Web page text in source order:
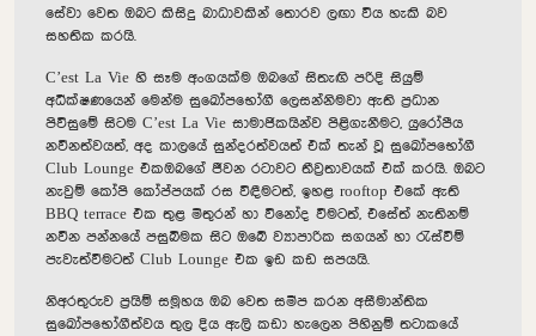
සේවා වෙත ඔබට කිසිදු බාධාවකින් තොරව ලඟා විය හැකි බව
සහතික කරයි.
C’est La Vie හි සෑම අංගයක්ම ඔබගේ සිතැඟි පරිදි සියුම්
අධීක්ෂණයෙන් මෙන්ම සුඛෝපභෝගී ලෙසන්නිමවා ඇති ප්‍රධාන
පිවිසුමේ සිටම C’est La Vie සාමාජිකයින්ව පිළිගැනීමට, යුරෝපීය
නවීනත්වයත්, අද කාලයේ සුන්දරත්වයත් එක් තැන් වූ සුඛෝපභෝගී
Club Lounge එකඔබගේ ජීවන රටාවට තීව්‍රතාවයක් එක් කරයි. ඔබට
නැවුම් කෝපි කෝප්පයක් රස විඳීමටත්, ඉහළ rooftop එකේ ඇති
BBQ terrace එක තුළ මිතුරන් හා විනෝද වීමටත්, එසේත් නැතිනම්
නවීන පන්නයේ පසුබිමක සිට ඔබේ ව්‍යාපාරික සගයන් හා රැස්වීම්
පැවැත්වීමටත් Club Lounge එක ඉඩ කඩ සපයයි.
නිඅරතුරුව ප්‍රයිම් සමූහය ඔබ වෙත සමීප කරන අසීමාන්තික
සුඛෝපභෝගීත්වය තුල දිය ඇලි කඩා හැලෙන පිහිනුම් තටාකයේ